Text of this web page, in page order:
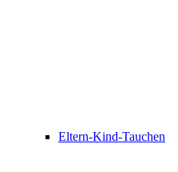
Eltern-Kind-Tauchen